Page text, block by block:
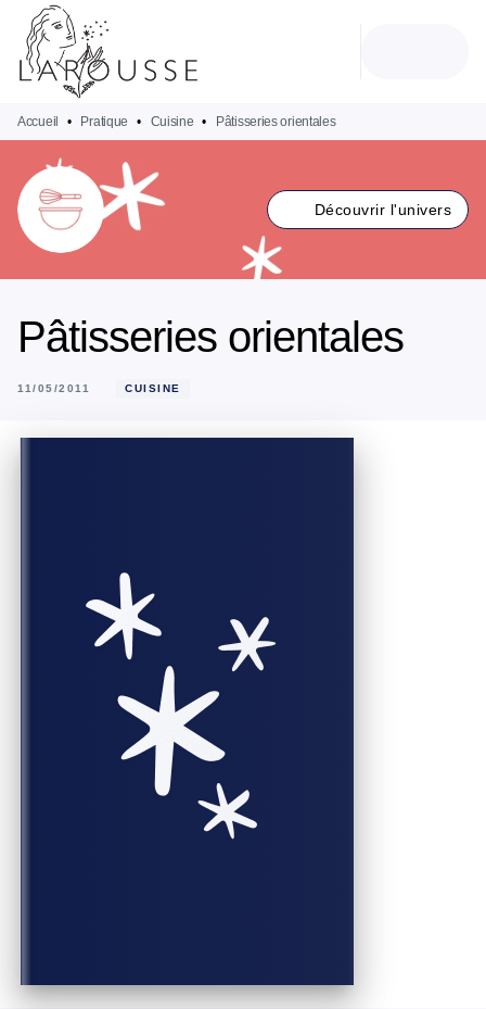
MENU
PIED DE PAGE
Accueil • Pratique • Cuisine • Pâtisseries orientales
Découvrir l'univers
Pâtisseries orientales
11/05/2011 CUISINE